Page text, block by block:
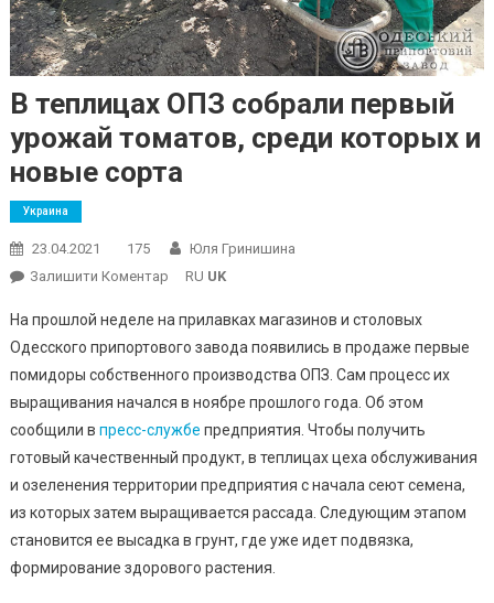
В теплицах ОПЗ собрали первый
урожай томатов, среди которых и
новые сорта
Украина
23.04.2021 175
Юля Гринишина
Залишити КоментарOn
Теплицах
ОПЗ
Собрали
Первый
Урожай
Томатов,
Среди
Новые
Сорта
RU UK
На прошлой неделе на прилавках магазинов и столовых
Одесского припортового завода появились в продаже первые
помидоры собственного производства ОПЗ. Сам процесс их
выращивания начался в ноябре прошлого года. Об этом
сообщили в пресс-службе предприятия. Чтобы получить
готовый качественный продукт, в теплицах цеха обслуживания
и озеленения территории предприятия с начала сеют семена,
из которых затем выращивается рассада. Следующим этапом
становится ее высадка в грунт, где уже идет подвязка,
формирование здорового растения.